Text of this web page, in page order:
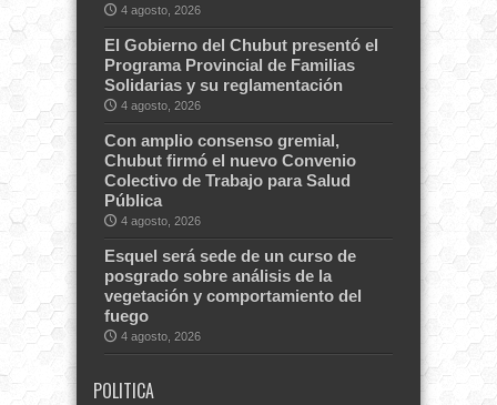
4 agosto, 2026
El Gobierno del Chubut presentó el
Programa Provincial de Familias
Solidarias y su reglamentación
4 agosto, 2026
Con amplio consenso gremial,
Chubut firmó el nuevo Convenio
Colectivo de Trabajo para Salud
Pública
4 agosto, 2026
Esquel será sede de un curso de
posgrado sobre análisis de la
vegetación y comportamiento del
fuego
4 agosto, 2026
POLITICA